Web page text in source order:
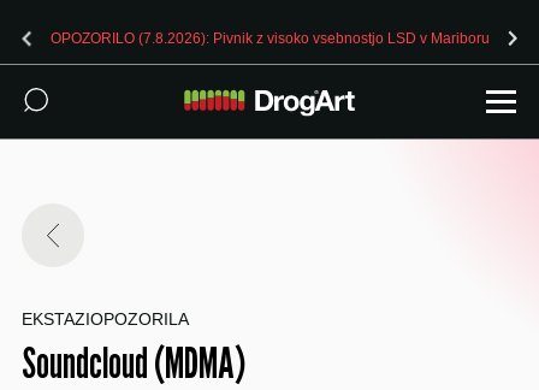
OPOZORILO (7.8.2026): Pivnik z visoko vsebnostjo LSD v Mariboru
EKSTAZIOPOZORILA
Soundcloud (MDMA)